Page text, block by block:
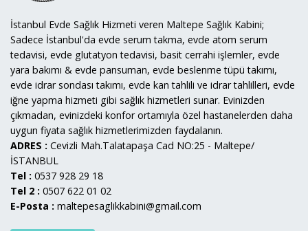
İstanbul Evde Sağlık Hizmeti veren Maltepe Sağlık Kabini;
Sadece İstanbul'da evde serum takma, evde atom serum
tedavisi, evde glutatyon tedavisi, basit cerrahi işlemler, evde
yara bakımı & evde pansuman, evde beslenme tüpü takımı,
evde idrar sondası takımı, evde kan tahlili ve idrar tahlilleri, evde
iğne yapma hizmeti gibi sağlık hizmetleri sunar. Evinizden
çıkmadan, evinizdeki konfor ortamıyla özel hastanelerden daha
uygun fiyata sağlık hizmetlerimizden faydalanın.
ADRES : Cevizli Mah.Talatapaşa Cad NO:25 - Maltepe/
İSTANBUL
Tel : 0537 928 29 18
Tel 2 : 0507 622 01 02
E-Posta : maltepesaglikkabini@gmail.com